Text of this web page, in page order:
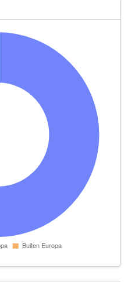
en klussenbedrijf